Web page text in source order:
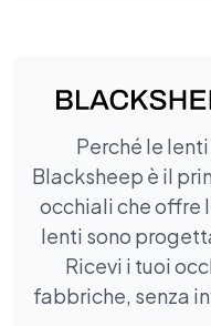
Perché le
Blacksheep è il
occhiali che offre
lenti sono
Ricevi i tuoi
fabbriche, senza